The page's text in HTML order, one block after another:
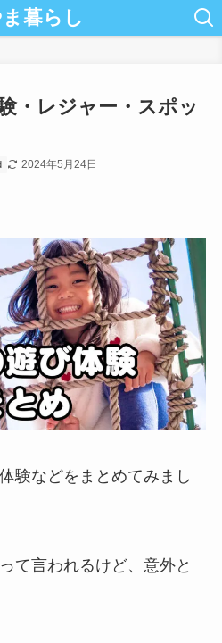
暮らし
・レジャー・スポッ
2024年5月24日
験などをまとめてみまし
て言われるけど、意外と